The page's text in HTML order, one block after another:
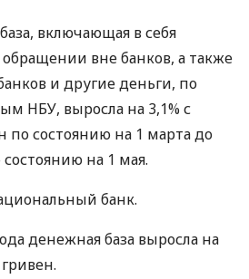
включающая в себя
вне банков, а также
и другие деньги, по
НБУ, выросла на 3,1% с
по состоянию на 1 марта до
на 1 мая.
банк.
денежная база выросла на